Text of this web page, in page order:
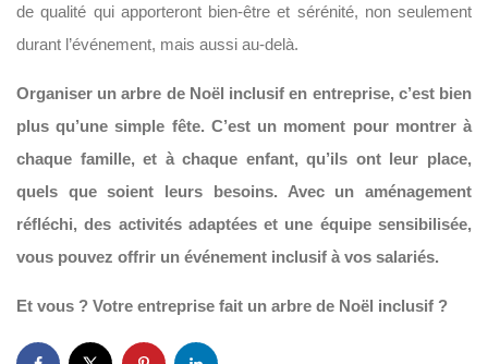
de qualité qui apporteront bien-être et sérénité, non seulement
durant l’événement, mais aussi au-delà.
Organiser un arbre de Noël inclusif en entreprise, c’est bien
plus qu’une simple fête. C’est un moment pour montrer à
chaque famille, et à chaque enfant, qu’ils ont leur place,
quels que soient leurs besoins. Avec un aménagement
réfléchi, des activités adaptées et une équipe sensibilisée,
vous pouvez offrir un événement inclusif à vos salariés.
Et vous ? Votre entreprise fait un arbre de Noël inclusif ?